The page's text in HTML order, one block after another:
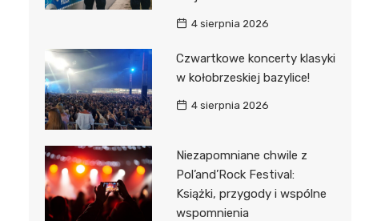
4 sierpnia 2026
Czwartkowe koncerty klasyki
w kołobrzeskiej bazylice!
4 sierpnia 2026
Niezapomniane chwile z
Pol’and’Rock Festival:
Książki, przygody i wspólne
wspomnienia